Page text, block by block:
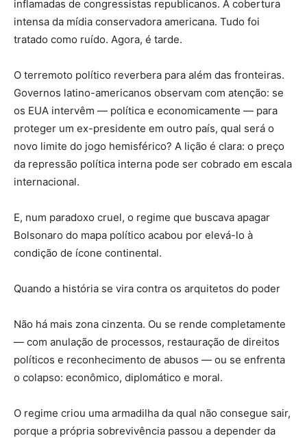
inflamadas de congressistas republicanos. A cobertura
intensa da mídia conservadora americana. Tudo foi
tratado como ruído. Agora, é tarde.
O terremoto político reverbera para além das fronteiras.
Governos latino-americanos observam com atenção: se
os EUA intervêm — política e economicamente — para
proteger um ex-presidente em outro país, qual será o
novo limite do jogo hemisférico? A lição é clara: o preço
da repressão política interna pode ser cobrado em escala
internacional.
E, num paradoxo cruel, o regime que buscava apagar
Bolsonaro do mapa político acabou por elevá-lo à
condição de ícone continental.
Quando a história se vira contra os arquitetos do poder
Não há mais zona cinzenta. Ou se rende completamente
— com anulação de processos, restauração de direitos
políticos e reconhecimento de abusos — ou se enfrenta
o colapso: econômico, diplomático e moral.
O regime criou uma armadilha da qual não consegue sair,
porque a própria sobrevivência passou a depender da